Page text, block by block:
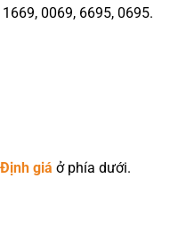
0069, 6695, 0695.
Định giá ở phía dưới.